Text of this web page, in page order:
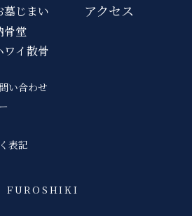
墓じまい
骨堂
ワイ散骨
アクセス
い合わせ
表記
FUROSHIKI